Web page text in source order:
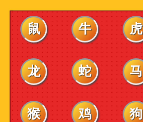
鼠 牛 虎
龙 蛇 马
猴 鸡 狗